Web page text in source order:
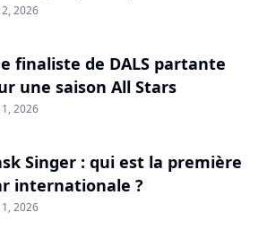
2026
finaliste de DALS partante
une saison All Stars
2026
Singer : qui est la première
internationale ?
2026